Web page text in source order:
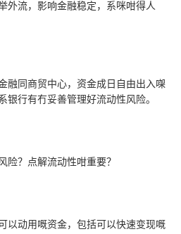
外流，影响金融稳定，系咪咁得人
融同商贸中心，资金成日自由出入㗎
银行有冇妥善管理好流动性风险。
险？点解流动性咁重要？
以动用嘅资金，包括可以快速变现嘅